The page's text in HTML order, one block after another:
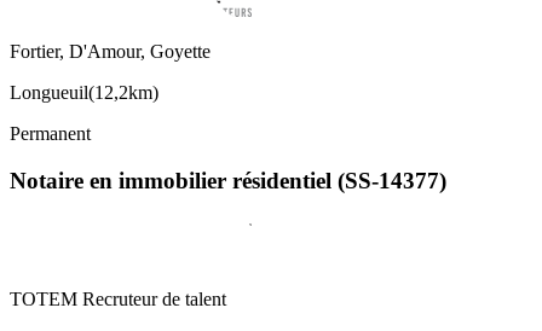
Fortier, D'Amour, Goyette
Longueuil(12,2km)
Permanent
Notaire en immobilier résidentiel (SS-14377)
TOTEM Recruteur de talent